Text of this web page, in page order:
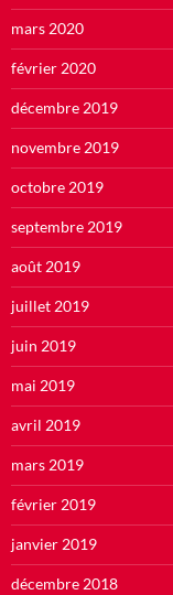
mars 2020
février 2020
décembre 2019
novembre 2019
octobre 2019
septembre 2019
août 2019
juillet 2019
juin 2019
mai 2019
avril 2019
mars 2019
février 2019
janvier 2019
décembre 2018